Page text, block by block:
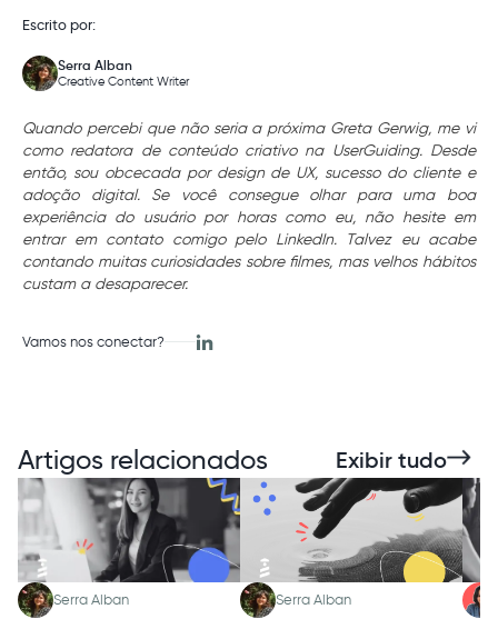
Escrito por:
Serra Alban
Creative Content Writer
Quando percebi que não seria a próxima Greta Gerwig, me vi
como redatora de conteúdo criativo na UserGuiding. Desde
então, sou obcecada por design de UX, sucesso do cliente e
adoção digital. Se você consegue olhar para uma boa
experiência do usuário por horas como eu, não hesite em
entrar em contato comigo pelo LinkedIn. Talvez eu acabe
contando muitas curiosidades sobre filmes, mas velhos hábitos
custam a desaparecer.
Vamos nos conectar?
Artigos relacionados Exibir tudo
Serra Alban Serra Alban